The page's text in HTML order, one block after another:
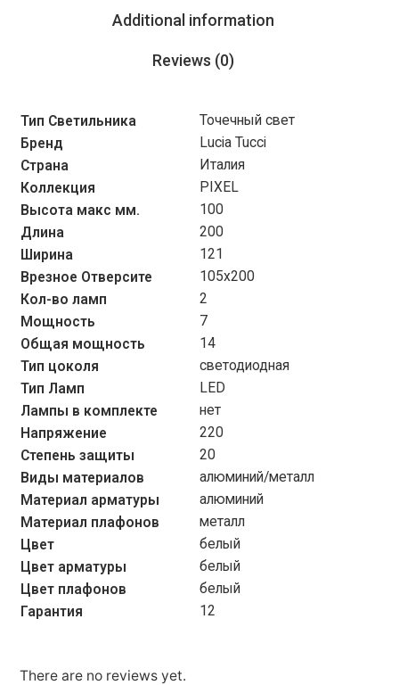
Additional information
Reviews (0)
Тип Светильника
Точечный свет
Бренд
Lucia Tucci
Страна
Италия
Коллекция
PIXEL
Высота макс мм.
100
Длина
200
Ширина
121
Врезное Отверсите
105х200
Кол-во ламп
2
Мощность
7
Общая мощность
14
Тип цоколя
светодиодная
Тип Ламп
LED
Лампы в комплекте
нет
Напряжение
220
Степень защиты
20
Виды материалов
алюминий/металл
Материал арматуры
алюминий
Материал плафонов
металл
Цвет
белый
Цвет арматуры
белый
Цвет плафонов
белый
Гарантия
12
There are no reviews yet.